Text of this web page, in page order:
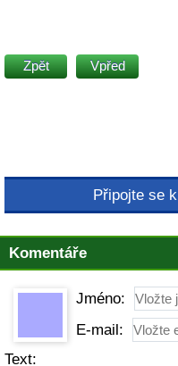
Zpět Vpřed
Připojte se
Komentáře
Jméno:
E-mail:
Text: